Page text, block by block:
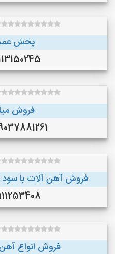
پخش
09113150245
فروش
09037881261
فروش آهن آلات با سود
09111253408
فروش انواع